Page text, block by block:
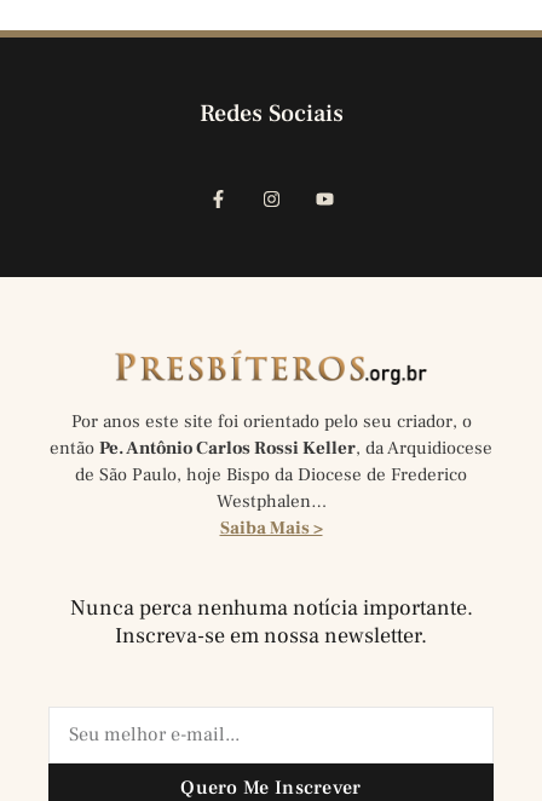
Redes Sociais
Por anos este site foi orientado pelo seu criador, o
então Pe. Antônio Carlos Rossi Keller, da Arquidiocese
de São Paulo, hoje Bispo da Diocese de Frederico
Westphalen…
Saiba Mais >
Nunca perca nenhuma notícia importante.
Inscreva-se em nossa newsletter.
Quero Me Inscrever